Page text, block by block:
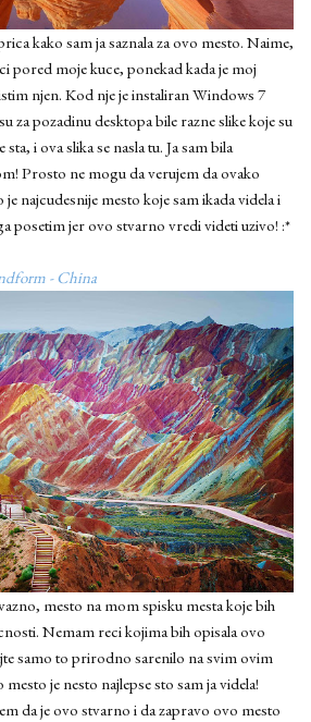
kako sam ja saznala za ovo mesto. Naime,
pored moje kuce, ponekad kada je moj
njen. Kod nje je instaliran Windows 7
za pozadinu desktopa bile razne slike koje su
i ova slika se nasla tu. Ja sam bila
Prosto ne mogu da verujem da ovako
najcudesnije mesto koje sam ikada videla i
posetim jer ovo stvarno vredi videti uzivo! :*
- China
mesto na mom spisku mesta koje bih
Nemam reci kojima bih opisala ovo
samo to prirodno sarenilo na svim ovim
je nesto najlepse sto sam ja videla!
da je ovo stvarno i da zapravo ovo mesto